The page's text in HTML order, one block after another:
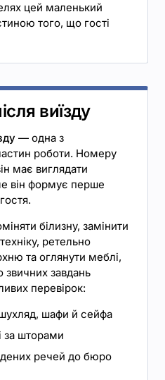
цей маленький
того, що гості
виїзду
— одна з
роботи. Номеру
має виглядати
він формує перше
білизну, замінити
ретельно
та оглянути меблі,
звичних завдань
перевірок:
шафи й сейфа
за шторами
речей до бюро